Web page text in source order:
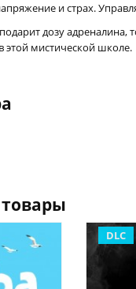
и страх.
дозу адреналина,
этой мистической школе.
DLC